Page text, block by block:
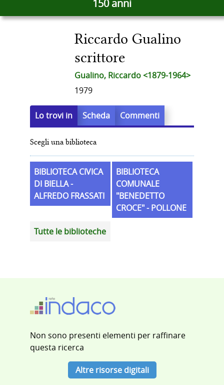
150 anni
del
documento
in
Riccardo Gualino
scrittore
Gualino, Riccardo <1879-1964>
1979
Lo trovi in Scheda Commenti
Scegli una biblioteca
BIBLIOTECA CIVICA
DI BIELLA -
ALFREDO FRASSATI
BIBLIOTECA
COMUNALE
"BENEDETTO
CROCE" - POLLONE
Tutte le biblioteche
Non sono presenti elementi per raffinare
questa ricerca
Altre risorse digitali